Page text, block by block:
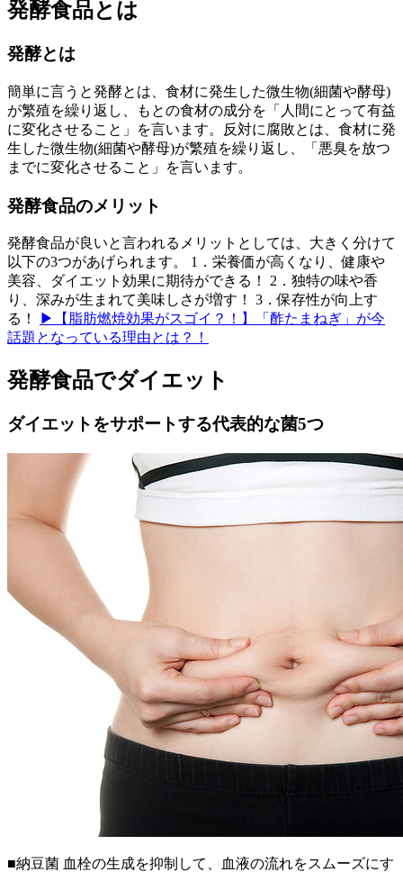
発酵食品とは
発酵とは
簡単に言うと発酵とは、食材に発生した微生物(細菌や酵母)
が繁殖を繰り返し、もとの食材の成分を「人間にとって有益
に変化させること」を言います。反対に腐敗とは、食材に発
生した微生物(細菌や酵母)が繁殖を繰り返し、「悪臭を放つ
までに変化させること」を言います。
発酵食品のメリット
発酵食品が良いと言われるメリットとしては、大きく分けて
以下の3つがあげられます。 1．栄養価が高くなり、健康や
美容、ダイエット効果に期待ができる！ 2．独特の味や香
り、深みが生まれて美味しさが増す！ 3．保存性が向上す
る！
▶【脂肪燃焼効果がスゴイ？！】「酢たまねぎ」が今
話題となっている理由とは？！
発酵食品でダイエット
ダイエットをサポートする代表的な菌5つ
■納豆菌 血栓の生成を抑制して、血液の流れをスムーズにす